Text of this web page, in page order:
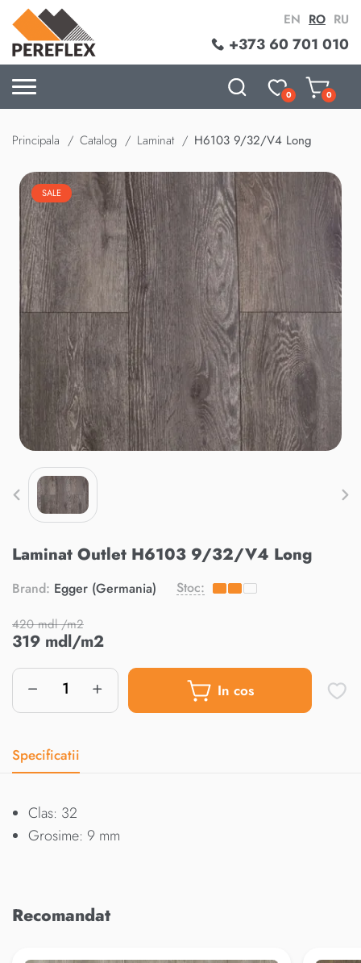
+373 60 701 010
EN RO RU
0 0
Principala Catalog Laminat H6103 9/32/V4 Long
SALE
Laminat Outlet H6103 9/32/V4 Long
Brand: Egger (Germania) Stoc:
420 mdl /m2
319 mdl/m2
In cos
Specificatii
Clas: 32
Grosime: 9 mm
Recomandat